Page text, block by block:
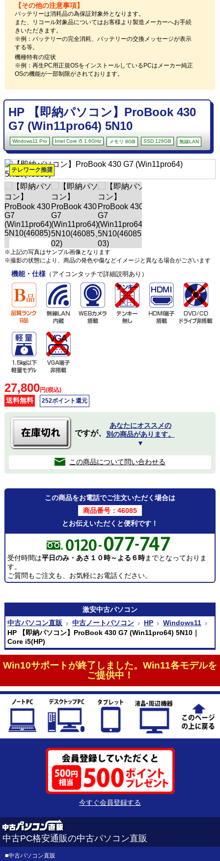
【その他の注意事項】
バッテリーは消耗品の為保証対象外となります。
また、リコール対象品についてはお客様より製造メーカーへお手続
きいただきます。
※例：バッテリーの完全消耗、バッテリーの交換メッセージが表示
する等。
機種特有の症状
※例：再生PC用正規OSをインストールしているPCはメーカー純正
OSの機能が一部制限がされております。
HP 【即納パソコン】ProBook 430
G7 (Win11pro64) 5N10
Windows11 Pro Intel Core i5 1.6GHz メモリ 8GB SSD 128GB 無線LAN
テレワーク推奨
※上記の写真はサンプル画像となります
※撮影の状態により、商品の発色や傷などイメージと異なる場合がございます
機能・仕様（アイコンタッチで詳細説明あり）
27,800円(税込)
送料無料 252ポイント還元
ですが、
あなたにオススメの
別の商品があります。
▼
この商品について問い合わせる
この商品をお電話でご注文いただく場合は
商品番号：46085
とお伝えいただくと便利です！
受付時間は平日のみ・あさ１０時～よる６時までとなっておりま
す。
ご質問もご注文も、お気軽にお電話ください。
激安中古パソコン
中古パソコン直販
中古ノートパソコン HP
Windows11
HP 【即納パソコン】ProBook 430 G7 (Win11pro64) 5N10｜
Core i5(HP)
Win10サポートが終了しました。Win11各モデルを
ご提供中！
今すぐ会員登録する
中古PC格安通販の中古パソコン直販
■中古パソコン直販